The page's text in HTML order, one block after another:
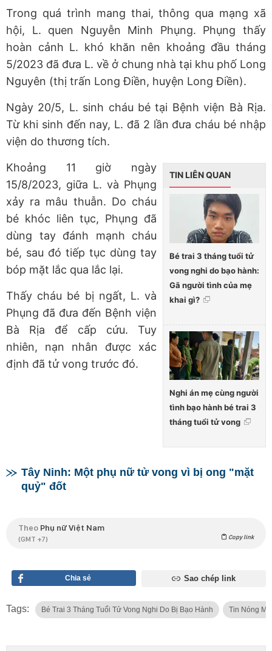
Trong quá trình mang thai, thông qua mạng xã
hội, L. quen Nguyễn Minh Phụng. Phụng thấy
hoàn cảnh L. khó khăn nên khoảng đầu tháng
5/2023 đã đưa L. về ở chung nhà tại khu phố Long
Nguyên (thị trấn Long Điền, huyện Long Điền).
Ngày 20/5, L. sinh cháu bé tại Bệnh viện Bà Rịa.
Từ khi sinh đến nay, L. đã 2 lần đưa cháu bé nhập
viện do thương tích.
TIN LIÊN QUAN
Bé trai 3 tháng tuổi tử
vong nghi do bạo hành:
Gã người tình của mẹ
khai gì?
Nghi án mẹ cùng người
tình bạo hành bé trai 3
tháng tuổi tử vong
Khoảng 11 giờ ngày
15/8/2023, giữa L. và Phụng
xảy ra mâu thuẫn. Do cháu
bé khóc liên tục, Phụng đã
dùng tay đánh mạnh cháu
bé, sau đó tiếp tục dùng tay
bóp mặt lắc qua lắc lại.
Thấy cháu bé bị ngất, L. và
Phụng đã đưa đến Bệnh viện
Bà Rịa để cấp cứu. Tuy
nhiên, nạn nhân được xác
định đã tử vong trước đó.
Tây Ninh: Một phụ nữ tử vong vì bị ong "mặt
quỷ" đốt
Theo Phụ nữ Việt Nam
(GMT +7) Copy link
Chia sẻ Sao chép link
Tags: Bé Trai 3 Tháng Tuổi Tử Vong Nghi Do Bị Bạo Hành Tin Nóng